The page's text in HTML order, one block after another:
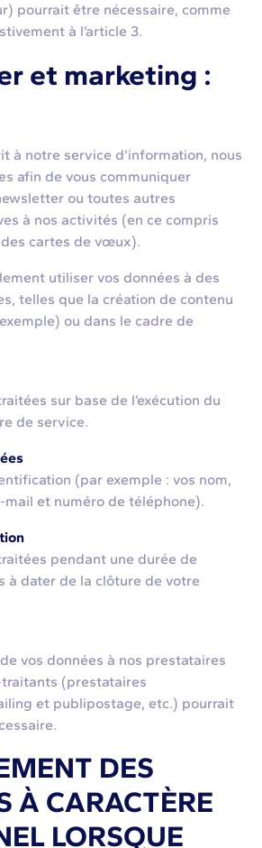
pourrait être nécessaire, comme
à l’article 3.
et marketing :
à notre service d’information, nous
afin de vous communiquer
ou toutes autres
à nos activités (en ce compris
cartes de vœux).
utiliser vos données à des
telles que la création de contenu
ou dans le cadre de
sur base de l’exécution du
de service.
(par exemple : vos nom,
mail et numéro de téléphone).
pendant une durée de
à dater de la clôture de votre
vos données à nos prestataires
(prestataires
et publipostage, etc.) pourrait
DES
À CARACTÈRE
LORSQUE